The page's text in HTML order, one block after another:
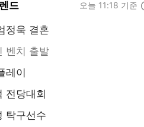
드 오늘 11:18 기준
정욱 결혼
벤치 출발
레이
전당대회
탁구선수